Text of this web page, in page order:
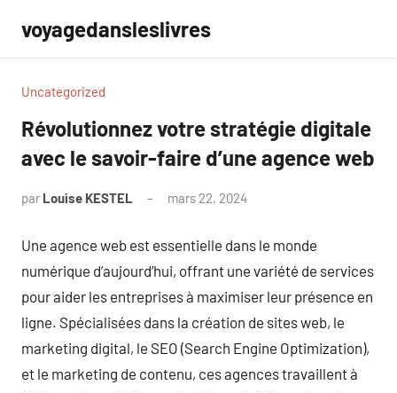
contenu
voyagedansleslivres
Uncategorized
Révolutionnez votre stratégie digitale
avec le savoir-faire d’une agence web
par Louise KESTEL mars 22, 2024
Une agence web est essentielle dans le monde
numérique d’aujourd’hui, offrant une variété de services
pour aider les entreprises à maximiser leur présence en
ligne. Spécialisées dans la création de sites web, le
marketing digital, le SEO (Search Engine Optimization),
et le marketing de contenu, ces agences travaillent à